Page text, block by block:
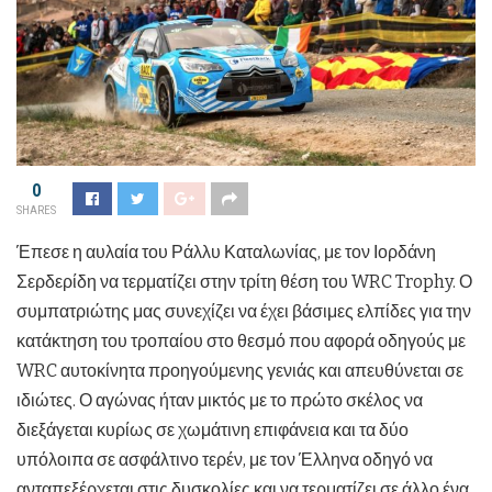
0
SHARES
Έπεσε η αυλαία του Ράλλυ Καταλωνίας, με τον Ιορδάνη
Σερδερίδη να τερματίζει στην τρίτη θέση του WRC Trophy. Ο
συμπατριώτης μας συνεχίζει να έχει βάσιμες ελπίδες για την
κατάκτηση του τροπαίου στο θεσμό που αφορά οδηγούς με
WRC αυτοκίνητα προηγούμενης γενιάς και απευθύνεται σε
ιδιώτες. Ο αγώνας ήταν μικτός με το πρώτο σκέλος να
διεξάγεται κυρίως σε χωμάτινη επιφάνεια και τα δύο
υπόλοιπα σε ασφάλτινο τερέν, με τον Έλληνα οδηγό να